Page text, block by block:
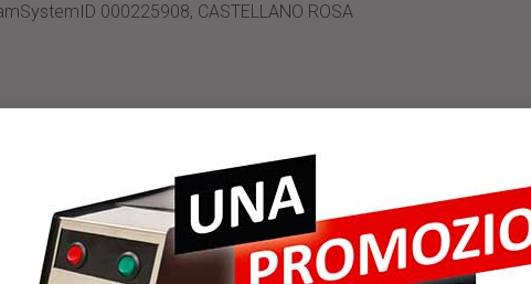
000225908, CASTELLANO ROSA